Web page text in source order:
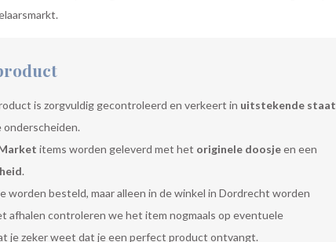
is zorgvuldig gecontroleerd en verkeert in uitstekende staat
onderscheiden.
items worden geleverd met het originele doosjeen een
.
worden besteld, maar alleen in de winkel in Dordrecht worden
afhalen controleren we het item nogmaals op eventuele
je zeker weet dat je een perfect product ontvangt.